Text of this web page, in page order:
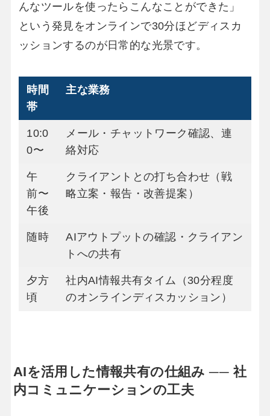
んなツールを使ったらこんなことができた」
という発見をオンラインで30分ほどディスカ
ッションするのが日常的な光景です。
時間
帯
主な業務
10:0
0〜
メール・チャットワーク確認、連
絡対応
午
前〜
午後
クライアントとの打ち合わせ（戦
略立案・報告・改善提案）
随時
AIアウトプットの確認・クライアン
トへの共有
夕方
頃
社内AI情報共有タイム（30分程度
のオンラインディスカッション）
AIを活用した情報共有の仕組み ── 社
内コミュニケーションの工夫